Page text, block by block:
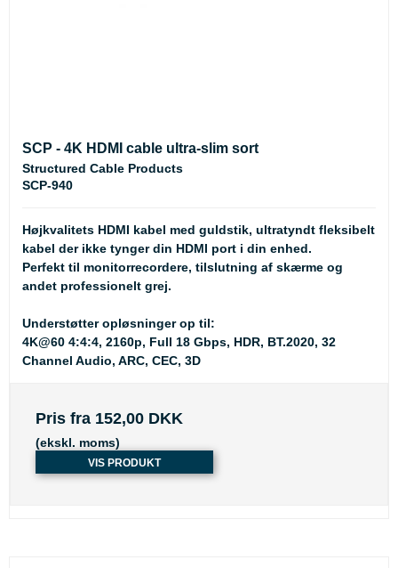
SCP - 4K HDMI cable ultra-slim sort
Structured Cable Products
SCP-940
Højkvalitets HDMI kabel med guldstik, ultratyndt fleksibelt
kabel der ikke tynger din HDMI port i din enhed.
Perfekt til monitorrecordere, tilslutning af skærme og
andet professionelt grej.
Understøtter opløsninger op til:
4K@60 4:4:4, 2160p, Full 18 Gbps, HDR, BT.2020, 32
Channel Audio, ARC, CEC, 3D
Pris fra 152,00 DKK
(ekskl. moms)
VIS PRODUKT